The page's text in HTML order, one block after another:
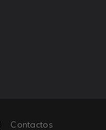
Contactos